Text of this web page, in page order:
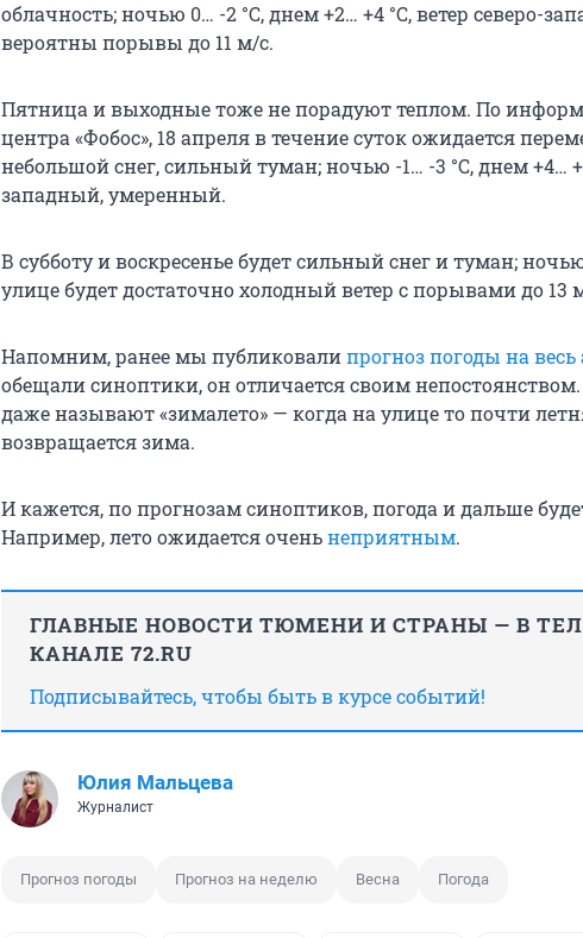
облачность; ночью 0… -2 °С, днем +2… +4 °С, ветер северо-
вероятны порывы до 11 м/с.
Пятница и выходные тоже не порадуют теплом. По
центра «Фобос», 18 апреля в течение суток ожидается
небольшой снег, сильный туман; ночью -1… -3 °С, днем +4…
западный, умеренный.
В субботу и воскресенье будет сильный снег и туман;
улице будет достаточно холодный ветер с порывами до 13
Напомним, ранее мы публиковалипрогноз погоды на весь
обещали синоптики, он отличается своим
даже называют «зималето» — когда на улице то почти
возвращается зима.
И кажется, по прогнозам синоптиков, погода и дальше
Например, лето ожидается оченьнеприятным.
ГЛАВНЫЕ НОВОСТИ ТЮМЕНИ И СТРАНЫ — В
КАНАЛЕ 72.RU
Подписывайтесь, чтобы быть в курсе событий!
Юлия Мальцева
Журналист
Прогноз погоды Прогноз на неделю Весна Погода